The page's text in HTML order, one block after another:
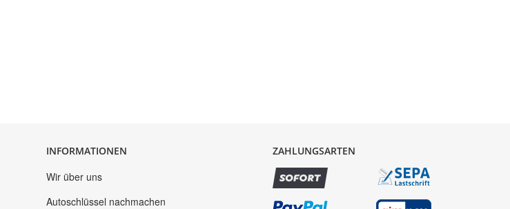
INFORMATIONEN
Wir über uns
Autoschlüssel nachmachen
ZAHLUNGSARTEN